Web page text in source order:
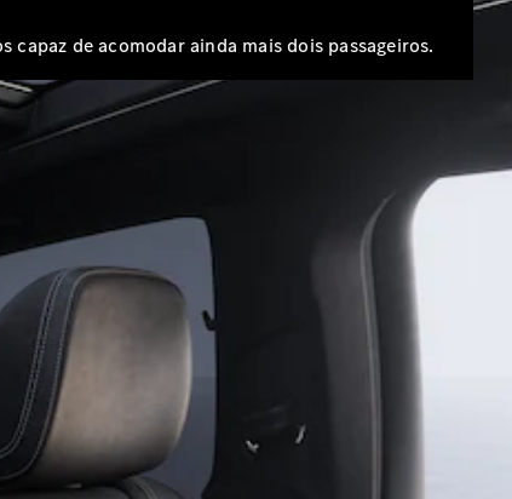
de acomodar ainda mais dois passageiros.